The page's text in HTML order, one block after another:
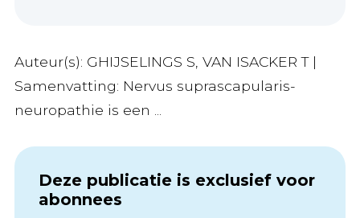
Auteur(s): GHIJSELINGS S, VAN ISACKER T |
Samenvatting: Nervus suprascapularis-
neuropathie is een ...
Deze publicatie is exclusief voor
abonnees